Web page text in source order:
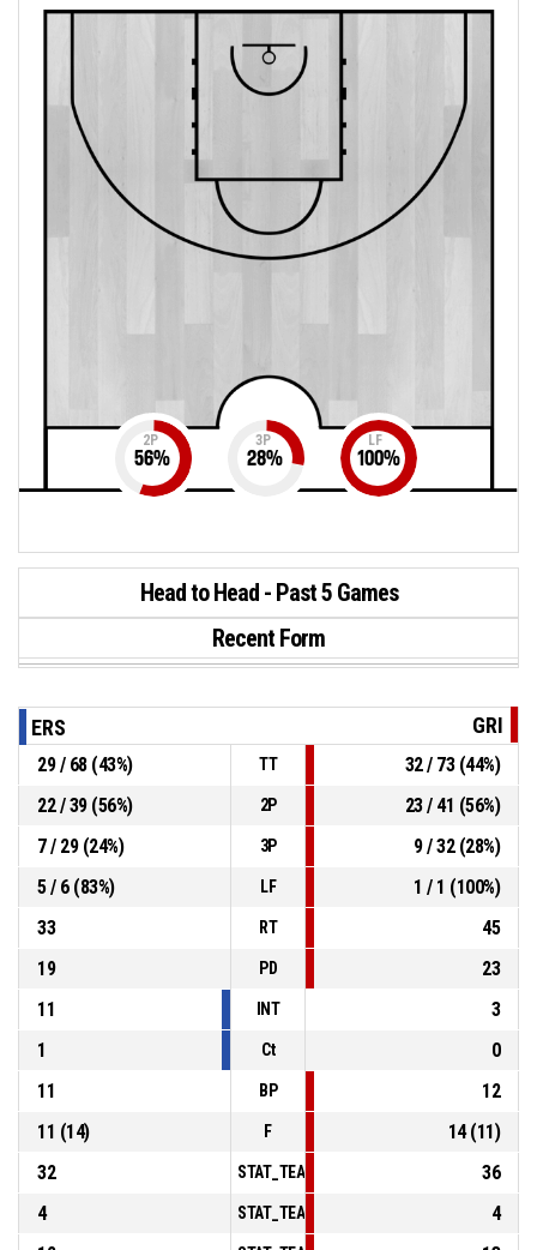
2P
56%
3P
28%
LF
100%
Head to Head - Past 5 Games
Recent Form
ERS GRI
29 / 68 (43%) TT
32 / 73 (44%)
22 / 39 (56%)
2P
23 / 41 (56%)
7 / 29 (24%)
3P
9 / 32 (28%)
5 / 6 (83%)
LF
1 / 1 (100%)
33
RT
45
19
PD
23
11
INT
3
1
Ct
0
11
BP
12
11 (14)
F
14 (11)
32
36
4
4